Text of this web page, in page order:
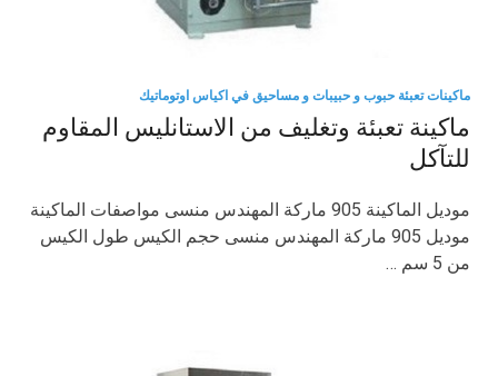
ماكينات تعبئة حبوب و حبيبات و مساحيق في اكياس اوتوماتيك
ماكينة تعبئة وتغليف من الاستانليس المقاوم
للتآكل
موديل الماكينة 905 ماركة المهندس منسى مواصفات الماكينة
موديل 905 ماركة المهندس منسى حجم الكيس طول الكيس
من 5 سم …